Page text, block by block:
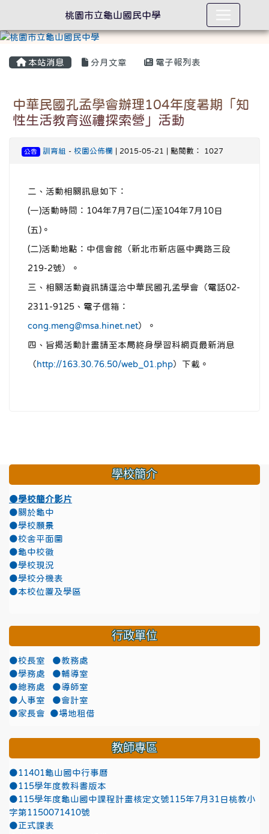
本站消息 分月文章 電子報列表
中華民國孔孟學會辦理104年度暑期「知
性生活教育巡禮探索營」活動
公告 訓育組 - 校園公佈欄 | 2015-05-21 | 點閱數： 1027
二、活動相關訊息如下：
(一)活動時間：104年7月7日(二)至104年7月10日
(五)。
(二)活動地點：中信會館（新北市新店區中興路三段
219-2號）。
三、相關活動資訊請逕洽中華民國孔孟學會（電話02-
2311-9125、電子信箱：
cong.meng@msa.hinet.net）。
四、旨揭活動計畫請至本局終身學習科網頁最新消息
（ http://163.30.76.50/web_01.php）下載。
學校簡介
●學校簡介影片
●關於龜中
●學校願景
●校舍平面圖
●龜中校徽
●學校現況
●學校分機表
●本校位置及學區
行政單位
●校長室
●教務處
●學務處
●輔導室
●總務處
●導師室
●人事室
●會計室
●家長會
●場地租借
教師專區
●11401龜山國中行事曆
●115學年度教科書版本
●115學年度龜山國中課程計畫核定文號115年7月31日桃教小
字第1150071410號
●正式課表
桃園市立龜山國民中學